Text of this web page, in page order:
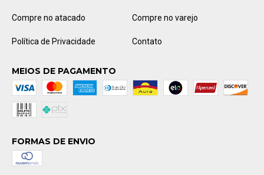
Compre no atacado Compre no varejo
Política de Privacidade Contato
MEIOS DE PAGAMENTO
FORMAS DE ENVIO